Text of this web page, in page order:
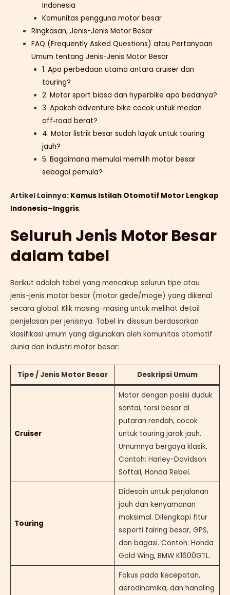
Indonesia
Komunitas pengguna motor besar
Ringkasan, Jenis-Jenis Motor Besar
FAQ (Frequently Asked Questions) atau Pertanyaan
Umum tentang Jenis-Jenis Motor Besar
1. Apa perbedaan utama antara cruiser dan
touring?
2. Motor sport biasa dan hyperbike apa bedanya?
3. Apakah adventure bike cocok untuk medan
off‑road berat?
4. Motor listrik besar sudah layak untuk touring
jauh?
5. Bagaimana memulai memilih motor besar
sebagai pemula?
Artikel Lainnya: Kamus Istilah Otomotif Motor Lengkap
Indonesia–Inggris.
Seluruh Jenis Motor Besar
dalam tabel
Berikut adalah tabel yang mencakup seluruh tipe atau
jenis-jenis motor besar (motor gede/moge) yang dikenal
secara global. Klik masing-masing untuk melihat detail
penjelasan per jenisnya. Tabel ini disusun berdasarkan
klasifikasi umum yang digunakan oleh komunitas otomotif
dunia dan industri motor besar:
Tipe / Jenis Motor Besar Deskripsi Umum
Cruiser
Motor dengan posisi duduk
santai, torsi besar di
putaran rendah, cocok
untuk touring jarak jauh.
Umumnya bergaya klasik.
Contoh: Harley-Davidson
Softail, Honda Rebel.
Touring
Didesain untuk perjalanan
jauh dan kenyamanan
maksimal. Dilengkapi fitur
seperti fairing besar, GPS,
dan bagasi. Contoh: Honda
Gold Wing, BMW K1600GTL.
Fokus pada kecepatan,
aerodinamika, dan handling